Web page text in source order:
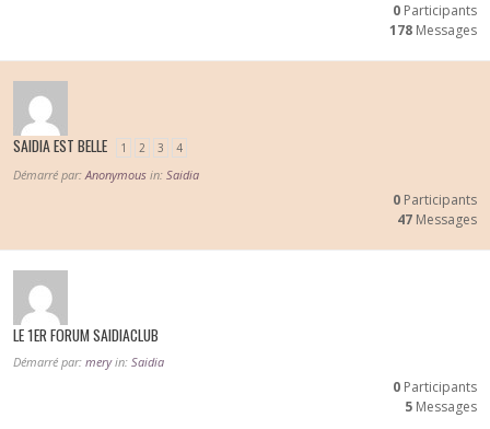
0 Participants
178 Messages
SAIDIA EST BELLE 1 2 3 4
Démarré par:Anonymous in: Saidia
0 Participants
47 Messages
LE 1ER FORUM SAIDIACLUB
Démarré par: mery in: Saidia
0 Participants
5 Messages